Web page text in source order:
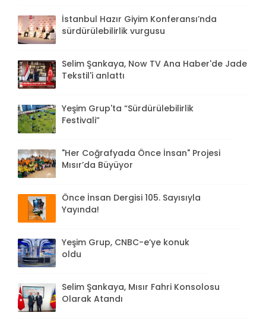
İstanbul Hazır Giyim Konferansı’nda
sürdürülebilirlik vurgusu
Selim Şankaya, Now TV Ana Haber'de Jade
Tekstil'i anlattı
Yeşim Grup'ta “Sürdürülebilirlik
Festivali”
"Her Coğrafyada Önce İnsan" Projesi
Mısır’da Büyüyor
Önce İnsan Dergisi 105. Sayısıyla
Yayında!
Yeşim Grup, CNBC-e’ye konuk
oldu
Selim Şankaya, Mısır Fahri Konsolosu
Olarak Atandı